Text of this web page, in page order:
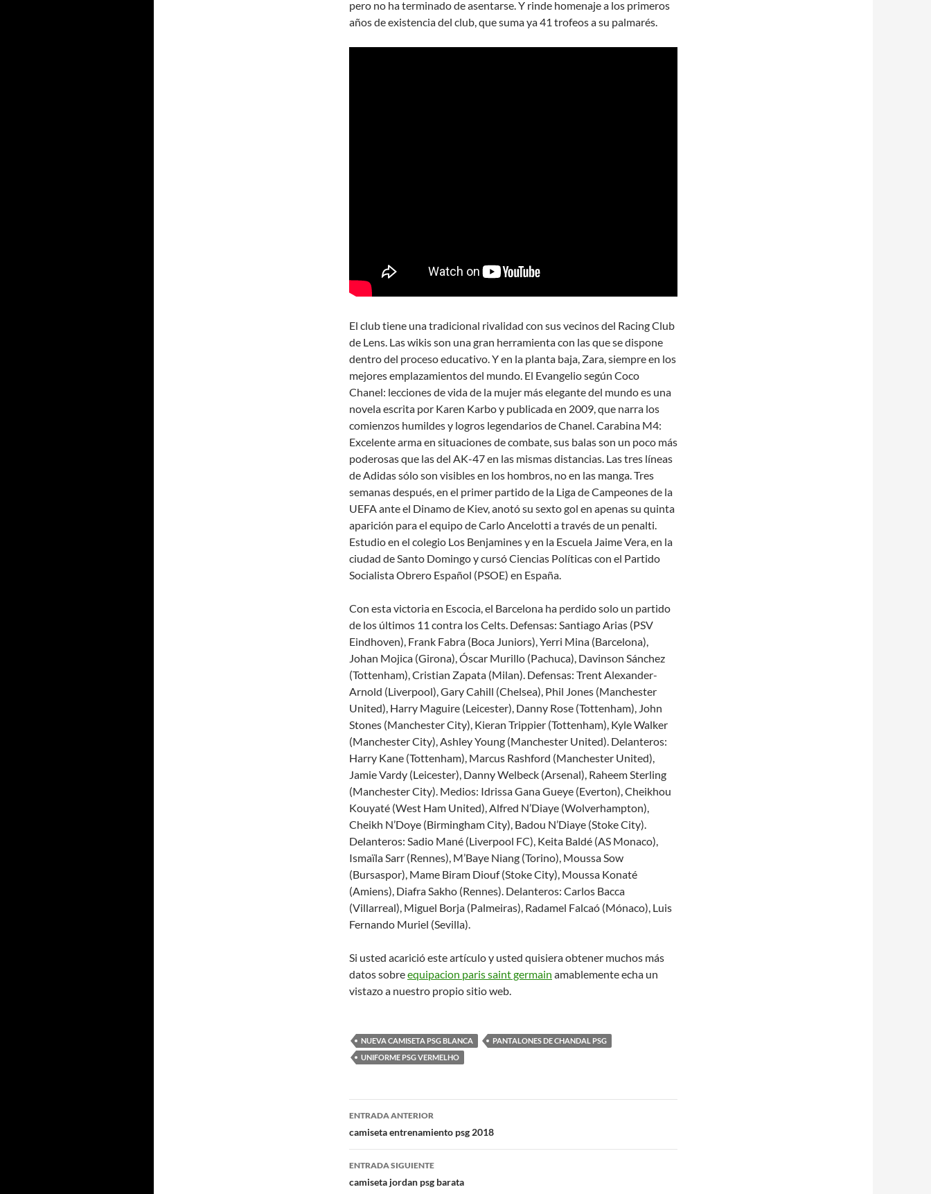
pero no ha terminado de asentarse. Y rinde homenaje a los primeros
años de existencia del club, que suma ya 41 trofeos a su palmarés.
El club tiene una tradicional rivalidad con sus vecinos del Racing Club
de Lens. Las wikis son una gran herramienta con las que se dispone
dentro del proceso educativo. Y en la planta baja, Zara, siempre en los
mejores emplazamientos del mundo. El Evangelio según Coco
Chanel: lecciones de vida de la mujer más elegante del mundo es una
novela escrita por Karen Karbo y publicada en 2009, que narra los
comienzos humildes y logros legendarios de Chanel. Carabina M4:
Excelente arma en situaciones de combate, sus balas son un poco más
poderosas que las del AK-47 en las mismas distancias. Las tres líneas
de Adidas sólo son visibles en los hombros, no en las manga. Tres
semanas después, en el primer partido de la Liga de Campeones de la
UEFA ante el Dinamo de Kiev, anotó su sexto gol en apenas su quinta
aparición para el equipo de Carlo Ancelotti a través de un penalti.
Estudio en el colegio Los Benjamines y en la Escuela Jaime Vera, en la
ciudad de Santo Domingo y cursó Ciencias Políticas con el Partido
Socialista Obrero Español (PSOE) en España.
Con esta victoria en Escocia, el Barcelona ha perdido solo un partido
de los últimos 11 contra los Celts. Defensas: Santiago Arias (PSV
Eindhoven), Frank Fabra (Boca Juniors), Yerri Mina (Barcelona),
Johan Mojica (Girona), Óscar Murillo (Pachuca), Davinson Sánchez
(Tottenham), Cristian Zapata (Milan). Defensas: Trent Alexander-
Arnold (Liverpool), Gary Cahill (Chelsea), Phil Jones (Manchester
United), Harry Maguire (Leicester), Danny Rose (Tottenham), John
Stones (Manchester City), Kieran Trippier (Tottenham), Kyle Walker
(Manchester City), Ashley Young (Manchester United). Delanteros:
Harry Kane (Tottenham), Marcus Rashford (Manchester United),
Jamie Vardy (Leicester), Danny Welbeck (Arsenal), Raheem Sterling
(Manchester City). Medios: Idrissa Gana Gueye (Everton), Cheikhou
Kouyaté (West Ham United), Alfred N’Diaye (Wolverhampton),
Cheikh N’Doye (Birmingham City), Badou N’Diaye (Stoke City).
Delanteros: Sadio Mané (Liverpool FC), Keita Baldé (AS Monaco),
Ismaïla Sarr (Rennes), M’Baye Niang (Torino), Moussa Sow
(Bursaspor), Mame Biram Diouf (Stoke City), Moussa Konaté
(Amiens), Diafra Sakho (Rennes). Delanteros: Carlos Bacca
(Villarreal), Miguel Borja (Palmeiras), Radamel Falcaó (Mónaco), Luis
Fernando Muriel (Sevilla).
Si usted acarició este artículo y usted quisiera obtener muchos más
datos sobreequipacion paris saint germain amablemente echa un
vistazo a nuestro propio sitio web.
NUEVA CAMISETA PSG BLANCA
PANTALONES DE CHANDAL PSG
UNIFORME PSG VERMELHO
Navegación
de
entradas
ENTRADA ANTERIOR
camiseta entrenamiento psg 2018
ENTRADA SIGUIENTE
camiseta jordan psg barata